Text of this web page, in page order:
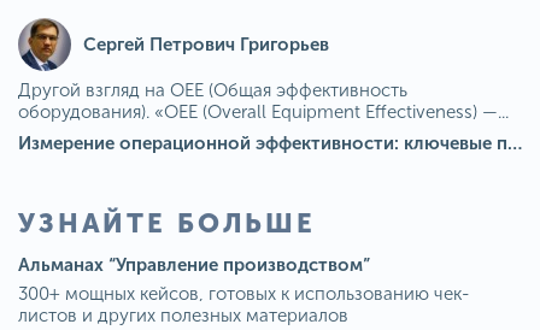
Сергей Петрович Григорьев
Другой взгляд на OEE (Общая эффективность
оборудования). «OEE (Overall Equipment Effectiveness) —...
Измерение операционной эффективности: ключевые показатели для непрерывного совершенствования
УЗНАЙТЕ БОЛЬШЕ
Альманах “Управление производством”
300+ мощных кейсов, готовых к использованию чек-
листов и других полезных материалов